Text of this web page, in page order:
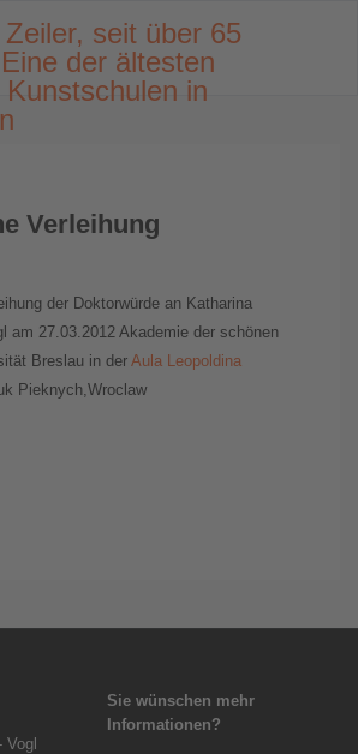
Verleihung
der Doktorwürde an Katharina
am 27.03.2012 Akademie der schönen
Breslau in derAula Leopoldina
Pieknych,Wroclaw
Vogl
Sie wünschen mehr
Informationen?